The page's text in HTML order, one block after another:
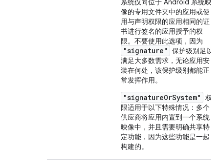
系统仅向位于 Android 系统映
像的专用文件夹中的应用或使
用与声明权限的应用相同的证
书进行签名的应用授予的权
限。 不要使用此选项，因为
"signature"
保护级别足以
满足大多数需求，无论应用安
装在何处，该保护级别都能正
常发挥作用。
"signatureOrSystem"
权
限适用于以下特殊情况：多个
供应商将应用内置到一个系统
映像中，并且需要明确共享特
定功能，因为这些功能是一起
构建的。